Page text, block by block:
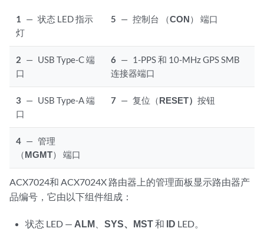
1 — 状态 LED 指示
灯
5 — 控制台 （CON） 端口
2 — USB Type-C 端
口
6 — 1-PPS 和 10-MHz GPS SMB
连接器端口
3 — USB Type-A 端
口
7 — 复位（RESET）按钮
4 — 管理
（MGMT） 端口
ACX7024和 ACX7024X 路由器上的管理面板显示路由器产
品编号，它由以下组件组成：
状态 LED — ALM 、SYS、 MST和 ID LED。